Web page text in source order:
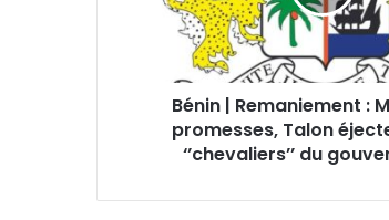
Bénin | Remaniement :
promesses, Talon
‘’chevaliers’’ du